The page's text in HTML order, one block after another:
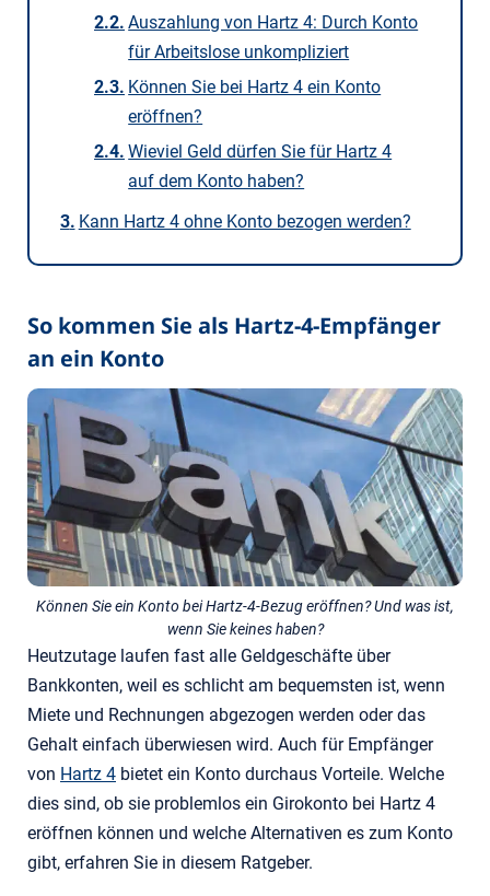
Auszahlung von Hartz 4: Durch Konto
für Arbeitslose unkompliziert
Können Sie bei Hartz 4 ein Konto
eröffnen?
Wieviel Geld dürfen Sie für Hartz 4
auf dem Konto haben?
Kann Hartz 4 ohne Konto bezogen werden?
So kommen Sie als Hartz-4-Empfänger
an ein Konto
Können Sie ein Konto bei Hartz-4-Bezug eröffnen? Und was ist,
wenn Sie keines haben?
Heutzutage laufen fast alle Geldgeschäfte über
Bankkonten, weil es schlicht am bequemsten ist, wenn
Miete und Rechnungen abgezogen werden oder das
Gehalt einfach überwiesen wird. Auch für Empfänger
von Hartz 4 bietet ein Konto durchaus Vorteile. Welche
dies sind, ob sie problemlos ein Girokonto bei Hartz 4
eröffnen können und welche Alternativen es zum Konto
gibt, erfahren Sie in diesem Ratgeber.